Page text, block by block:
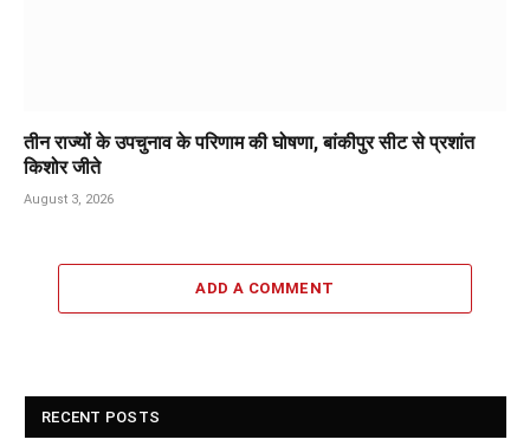
तीन राज्यों के उपचुनाव के परिणाम की घोषणा, बांकीपुर सीट से प्रशांत
किशोर जीते
August 3, 2026
ADD A COMMENT
RECENT POSTS